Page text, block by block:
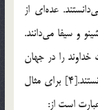
عده‌اي از
و سيفا مي‌دانند.
خداوند را در جهان
انكار مي‌كردند و آن را از آن معبودهاي خويش مي‌دانستند.[4] براي مثال
است از: